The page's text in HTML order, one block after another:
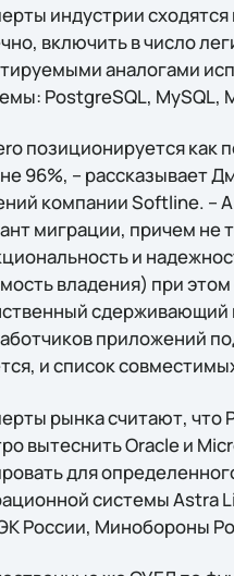
индустрии
включить в число
аналогами
PostgreSQL, MySQL,
позиционируется как
96%, – рассказывает
компании Softline. –
миграции, причем не
и
владения) при
сдерживающий
приложений
и список
рынка считают, что
вытеснить Oracle и
для
системы Astra
России, Минобороны